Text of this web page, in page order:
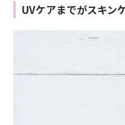
UVケアまでがスキン